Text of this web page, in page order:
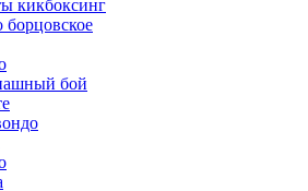
кикбоксинг
борцовское
бой